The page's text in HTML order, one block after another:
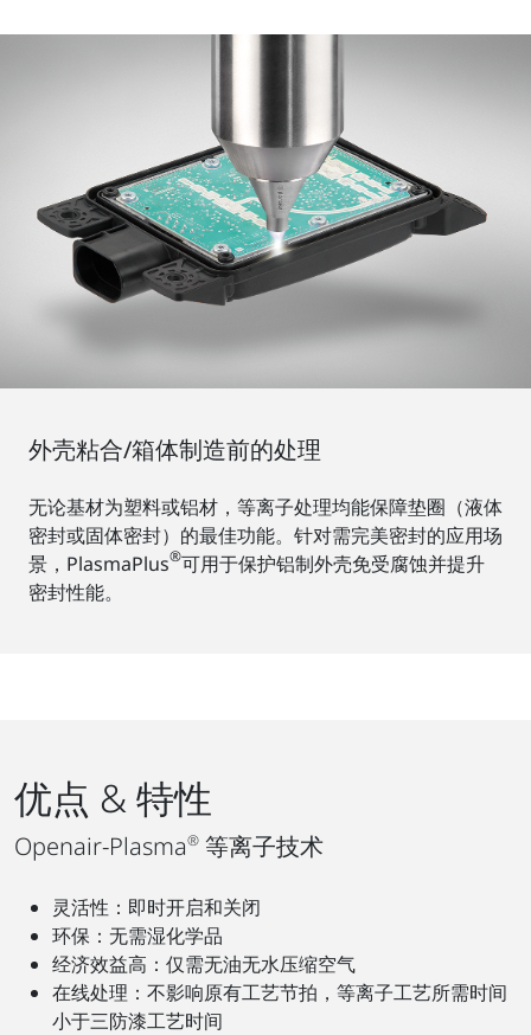
外壳粘合/箱体制造前的处理
无论基材为塑料或铝材，等离子处理均能保障垫圈（液体
密封或固体密封）的最佳功能。针对需完美密封的应用场
景，PlasmaPlus®可用于保护铝制外壳免受腐蚀并提升
密封性能。
优点 & 特性
Openair-Plasma® 等离子技术
灵活性：即时开启和关闭
环保：无需湿化学品
经济效益高：仅需无油无水压缩空气
在线处理：不影响原有工艺节拍，等离子工艺所需时间
小于三防漆工艺时间